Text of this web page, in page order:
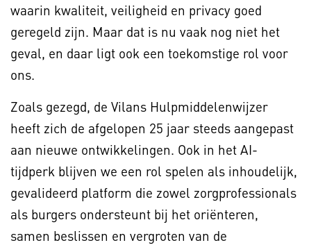
waarin kwaliteit, veiligheid en privacy goed
geregeld zijn. Maar dat is nu vaak nog niet het
geval, en daar ligt ook een toekomstige rol voor
ons.
Zoals gezegd, de Vilans Hulpmiddelenwijzer
heeft zich de afgelopen 25 jaar steeds aangepast
aan nieuwe ontwikkelingen. Ook in het AI-
tijdperk blijven we een rol spelen als inhoudelijk,
gevalideerd platform die zowel zorgprofessionals
als burgers ondersteunt bij het oriënteren,
samen beslissen en vergroten van de